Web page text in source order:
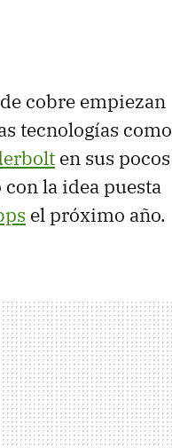
cobre empiezan
tecnologías como
en sus pocos
con la idea puesta
el próximo año.